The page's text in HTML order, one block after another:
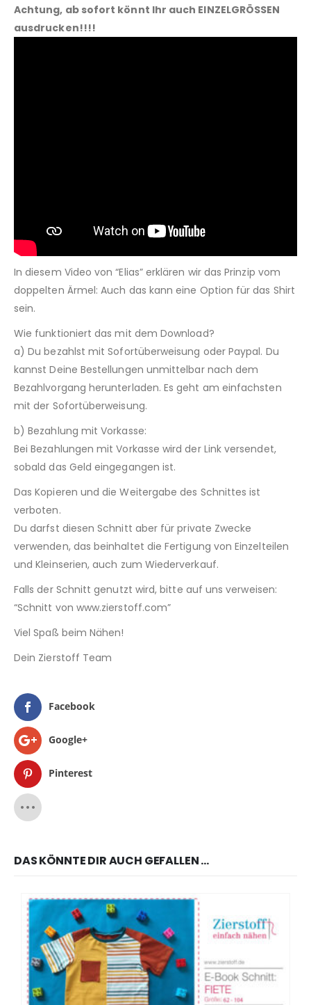
Achtung, ab sofort könnt Ihr auch EINZELGRÖSSEN
ausdrucken!!!!
In diesem Video von “Elias” erklären wir das Prinzip vom
doppelten Ärmel: Auch das kann eine Option für das Shirt
sein.
Wie funktioniert das mit dem Download?
a) Du bezahlst mit Sofortüberweisung oder Paypal. Du
kannst Deine Bestellungen unmittelbar nach dem
Bezahlvorgang herunterladen. Es geht am einfachsten
mit der Sofortüberweisung.
b) Bezahlung mit Vorkasse:
Bei Bezahlungen mit Vorkasse wird der Link versendet,
sobald das Geld eingegangen ist.
Das Kopieren und die Weitergabe des Schnittes ist
verboten.
Du darfst diesen Schnitt aber für private Zwecke
verwenden, das beinhaltet die Fertigung von Einzelteilen
und Kleinserien, auch zum Wiederverkauf.
Falls der Schnitt genutzt wird, bitte auf uns verweisen:
“Schnitt von www.zierstoff.com”
Viel Spaß beim Nähen!
Dein Zierstoff Team
Facebook
Google+
Pinterest
DAS KÖNNTE DIR AUCH GEFALLEN …